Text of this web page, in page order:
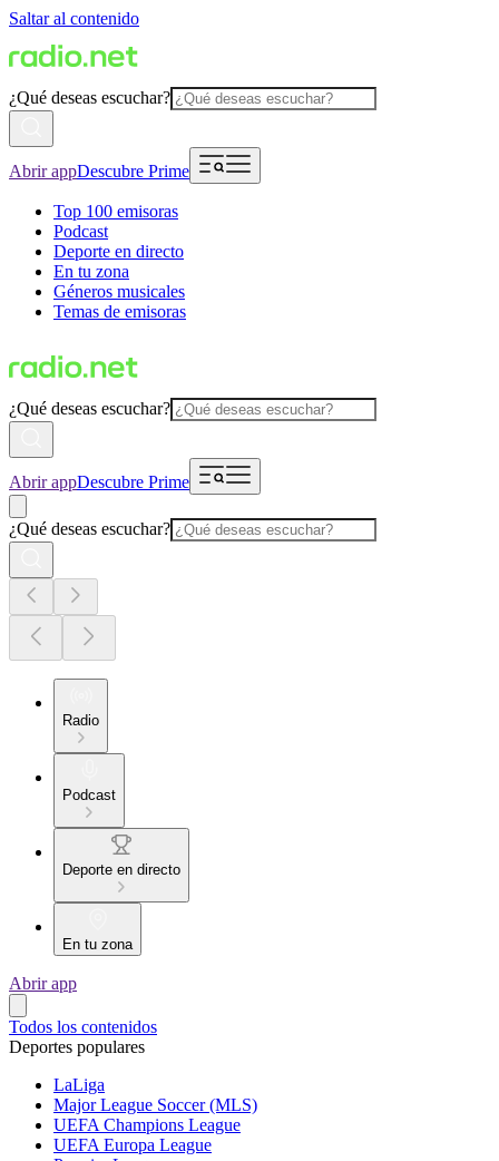
Saltar al contenido
¿Qué deseas escuchar?
Abrir appDescubre Prime
Top 100 emisoras
Podcast
Deporte en directo
En tu zona
Géneros musicales
Temas de emisoras
¿Qué deseas escuchar?
Abrir appDescubre Prime
¿Qué deseas escuchar?
Radio
Podcast
Deporte en directo
En tu zona
Abrir app
Todos los contenidos
Deportes populares
LaLiga
Major League Soccer (MLS)
UEFA Champions League
UEFA Europa League